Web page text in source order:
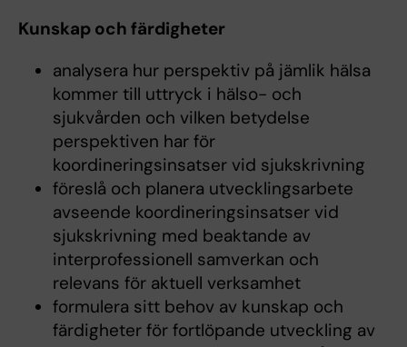
Kunskap och färdigheter
analysera hur perspektiv på jämlik hälsa
kommer till uttryck i hälso- och
sjukvården och vilken betydelse
perspektiven har för
koordineringsinsatser vid sjukskrivning
föreslå och planera utvecklingsarbete
avseende koordineringsinsatser vid
sjukskrivning med beaktande av
interprofessionell samverkan och
relevans för aktuell verksamhet
formulera sitt behov av kunskap och
färdigheter för fortlöpande utveckling av